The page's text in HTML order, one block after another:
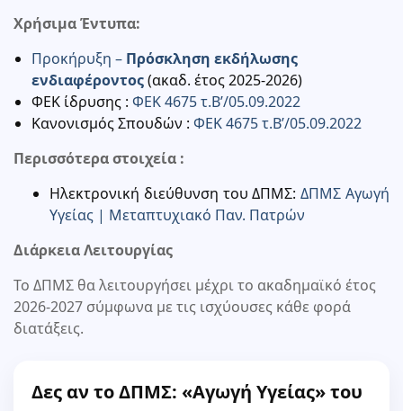
Χρήσιμα Έντυπα:
Προκήρυξη – Πρόσκληση εκδήλωσης
ενδιαφέροντος(ακαδ. έτος 2025-2026)
ΦΕΚ ίδρυσης : ΦΕΚ 4675 τ.Β’/05.09.2022
Κανονισμός Σπουδών : ΦΕΚ 4675 τ.Β’/05.09.2022
Περισσότερα στοιχεία :
Ηλεκτρονική διεύθυνση του ΔΠΜΣ:ΔΠΜΣ Αγωγή
Υγείας | Μεταπτυχιακό Παν. Πατρών
Διάρκεια Λειτουργίας
Το ΔΠΜΣ θα λειτουργήσει μέχρι το ακαδημαϊκό έτος
2026-2027 σύμφωνα με τις ισχύουσες κάθε φορά
διατάξεις.
Δες αν το ΔΠΜΣ: «Αγωγή Υγείας» του